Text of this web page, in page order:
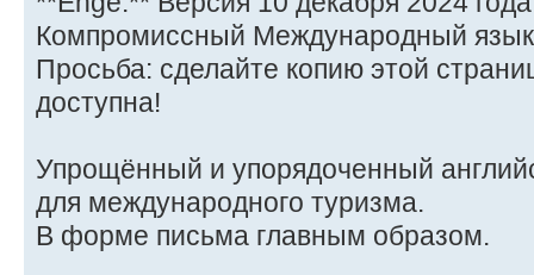
Компромиссный Международный
Просьба: сделайте копию этой
доступна!
Упрощённый и упорядоченный
для международного туризма.
В форме письма главным образом.